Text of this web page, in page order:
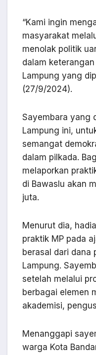
“Kami ingin
masyarakat
menolak politik
dalam
Lampung yang
(27/9/2024).
Sayembara yang
Lampung ini,
semangat
dalam pilkada.
melaporkan
di Bawaslu akan
juta.
Menurut dia,
praktik MP pada
berasal dari dana
Lampung.
setelah melalui
berbagai elemen
akademisi,
Menanggapi
warga Kota